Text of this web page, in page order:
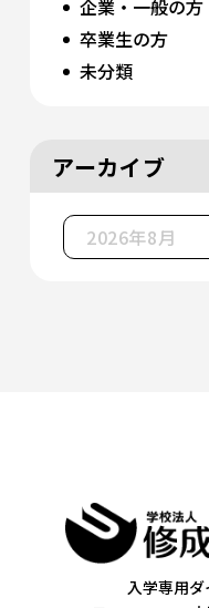
企業・一般の方
卒業生の方
未分類
アーカイブ
入学専用